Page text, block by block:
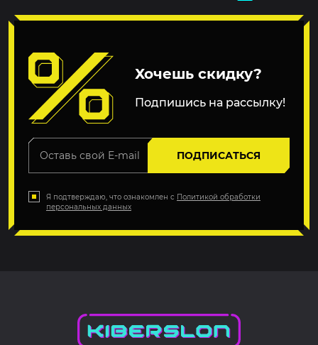
Хочешь скидку?
Подпишись на рассылку!
ПОДПИСАТЬСЯ
Я подтверждаю, что ознакомлен с Политикой обработки
персональных данных